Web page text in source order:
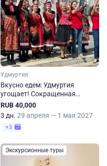
Удмуртия
Вкусно едем: Удмуртия
угощает! Сокращенная
программа
RUB 40,000
3 дн. 29 апреля — 1 мая 2027
+3
Экскурсионные туры